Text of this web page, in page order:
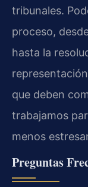
tribunales.
proceso,
hasta la
que deben
trabajamos
menos
Preguntas